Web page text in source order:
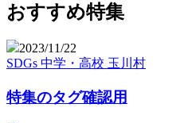
おすすめ特集
2023/11/22
SDGs 中学・高校 玉川村
特集のタグ確認用